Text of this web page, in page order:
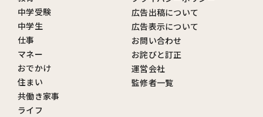
中学受験
中学生
仕事
マネー
おでかけ
住まい
共働き家事
ライフ
広告出稿について
広告表示について
お問い合わせ
お詫びと訂正
運営会社
監修者一覧